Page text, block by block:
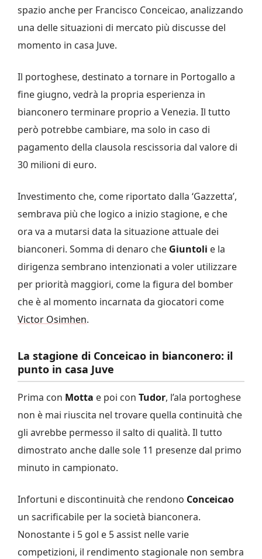
spazio anche per Francisco Conceicao, analizzando
una delle situazioni di mercato più discusse del
momento in casa Juve.
Il portoghese, destinato a tornare in Portogallo a
fine giugno, vedrà la propria esperienza in
bianconero terminare proprio a Venezia. Il tutto
però potrebbe cambiare, ma solo in caso di
pagamento della clausola rescissoria dal valore di
30 milioni di euro.
Investimento che, come riportato dalla ‘Gazzetta’,
sembrava più che logico a inizio stagione, e che
ora va a mutarsi data la situazione attuale dei
bianconeri. Somma di denaro che Giuntoli e la
dirigenza sembrano intenzionati a voler utilizzare
per priorità maggiori, come la figura del bomber
che è al momento incarnata da giocatori come
Victor Osimhen.
La stagione di Conceicao in bianconero: il
punto in casa Juve
Prima con Motta e poi con Tudor, l’ala portoghese
non è mai riuscita nel trovare quella continuità che
gli avrebbe permesso il salto di qualità. Il tutto
dimostrato anche dalle sole 11 presenze dal primo
minuto in campionato.
Infortuni e discontinuità che rendono Conceicao
un sacrificabile per la società bianconera.
Nonostante i 5 gol e 5 assist nelle varie
competizioni, il rendimento stagionale non sembra